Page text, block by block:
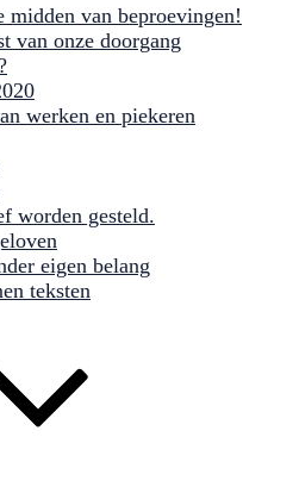
van beproevingen!
van onze doorgang
werken en piekeren
worden gesteld.
eigen belang
teksten